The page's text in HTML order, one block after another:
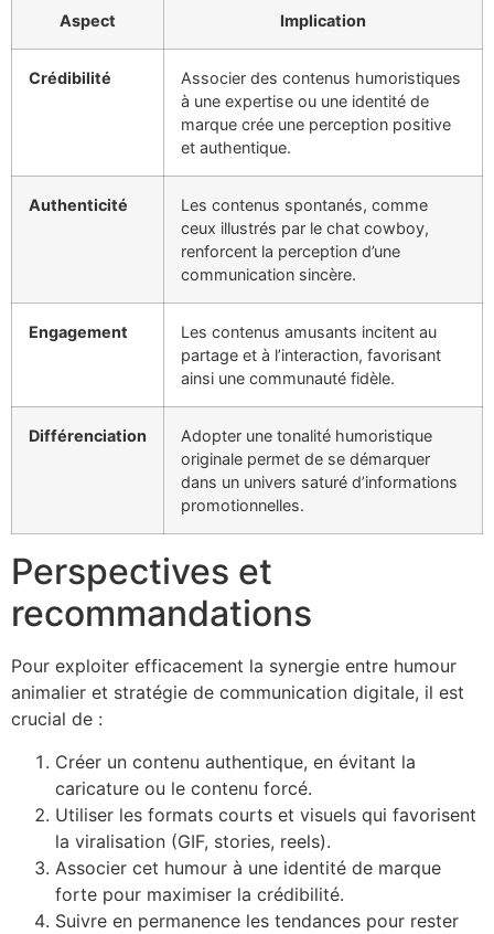
Aspect Implication
Crédibilité
Associer des contenus humoristiques
à une expertise ou une identité de
marque crée une perception positive
et authentique.
Authenticité
Les contenus spontanés, comme
ceux illustrés par le chat cowboy,
renforcent la perception d’une
communication sincère.
Engagement
Les contenus amusants incitent au
partage et à l’interaction, favorisant
ainsi une communauté fidèle.
Différenciation
Adopter une tonalité humoristique
originale permet de se démarquer
dans un univers saturé d’informations
promotionnelles.
Perspectives et
recommandations
Pour exploiter efficacement la synergie entre humour
animalier et stratégie de communication digitale, il est
crucial de :
Créer un contenu authentique, en évitant la
caricature ou le contenu forcé.
Utiliser les formats courts et visuels qui favorisent
la viralisation (GIF, stories, reels).
Associer cet humour à une identité de marque
forte pour maximiser la crédibilité.
Suivre en permanence les tendances pour rester